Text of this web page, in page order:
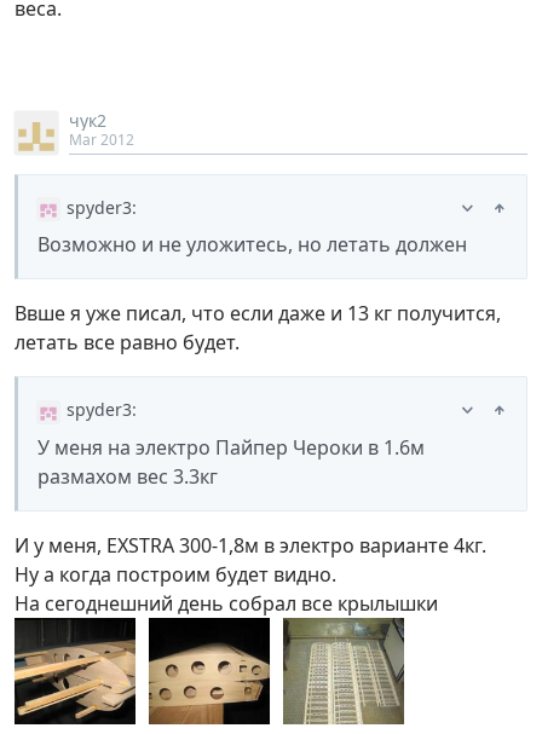
веса.
чук2
Mar 2012
spyder3:
Возможно и не уложитесь, но летать должен
Ввше я уже писал, что если даже и 13 кг получится,
летать все равно будет.
spyder3:
У меня на электро Пайпер Чероки в 1.6м
размахом вес 3.3кг
И у меня, EXSTRA 300-1,8м в электро варианте 4кг.
Ну а когда построим будет видно.
На сегоднешний день собрал все крылышки